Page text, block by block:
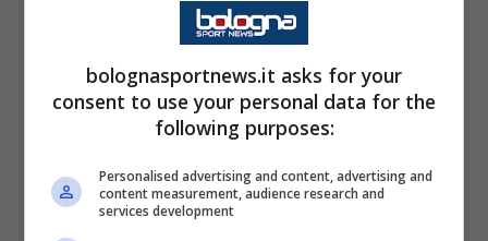
Andrea Zanchetta: i
nerazzurri sono arrivati a
un passo dalla finale della
scorsa annata e ora sono
pronti per un nuovo
percorso. Negli impegni
bolognasportnews.it asks for your
consent to use your personal data for the
following purposes:
Personalised advertising and content, advertising and
content measurement, audience research and
services development